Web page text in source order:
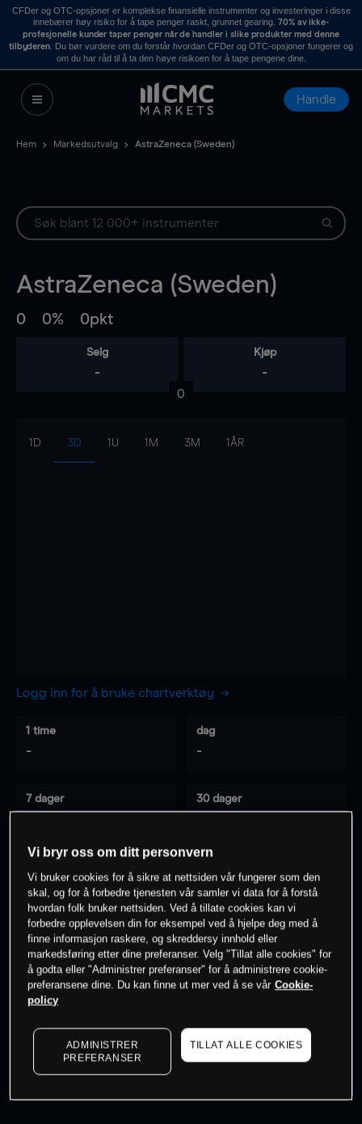
CFDer og OTC-opsjoner er komplekse finansielle instrumenter og investeringer i disse
innebærer høy risiko for å tape penger raskt, grunnet gearing. 70% av ikke-
profesjonelle kunder taper penger når de handler i slike produkter med denne
tilbyderen . Du bør vurdere om du forstår hvordan CFDer og OTC-opsjoner fungerer og
om du har råd til å ta den høye risikoen for å tape pengene dine.
Handle
Hem Markedsutvalg AstraZeneca (Sweden)
AstraZeneca (Sweden)
0 0% 0pkt
Selg
-
Kjøp
-
0
1D 3D 1U 1M 3M 1ÅR
Logg inn for å bruke chartverktøy
1 time
-
dag
-
7 dager 30 dager
0% av kunder erpå dette instrumentet
Søk om konto
Kursene er veiledende. to see latest market data
Vi bryr oss om ditt personvern
Vi bruker cookies for å sikre at nettsiden vår fungerer som den
skal, og for å forbedre tjenesten vår samler vi data for å forstå
hvordan folk bruker nettsiden. Ved å tillate cookies kan vi
forbedre opplevelsen din for eksempel ved å hjelpe deg med å
finne informasjon raskere, og skreddersy innhold eller
markedsføring etter dine preferanser. Velg "Tillat alle cookies" for
å godta eller "Administrer preferanser" for å administrere cookie-
preferansene dine. Du kan finne ut mer ved å se vår Cookie-
policy
ADMINISTRER
PREFERANSER
TILLAT ALLE COOKIES